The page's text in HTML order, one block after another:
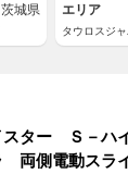
茨城県
シュスタート
エリア
タウロスジ
スター Ｓ－ハ
両側電動スラ